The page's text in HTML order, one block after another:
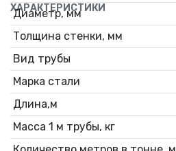
ХАРАКТЕРИСТИКИ
Диаметр, мм
Толщина стенки, мм
Вид трубы
Марка стали
Длина,м
Масса 1 м трубы, кг